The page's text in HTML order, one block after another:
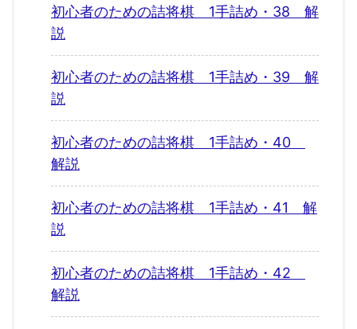
初心者のための詰将棋 1手詰め・38 解
説
初心者のための詰将棋 1手詰め・39 解
説
初心者のための詰将棋 1手詰め・40
解説
初心者のための詰将棋 1手詰め・41 解
説
初心者のための詰将棋 1手詰め・42
解説